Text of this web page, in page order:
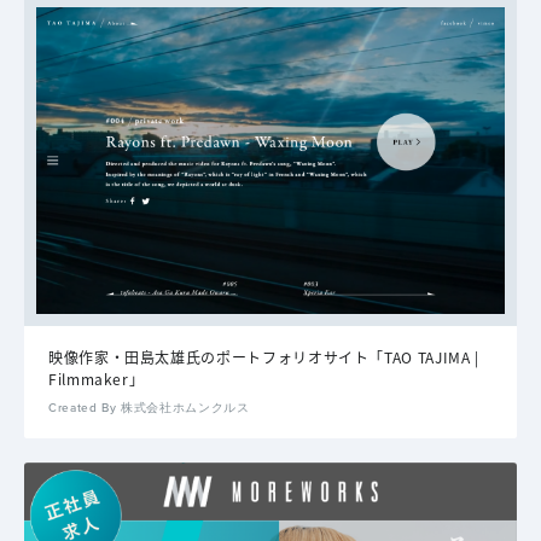
映像作家・田島太雄氏のポートフォリオサイト「TAO TAJIMA |
Filmmaker」
Created By 株式会社ホムンクルス